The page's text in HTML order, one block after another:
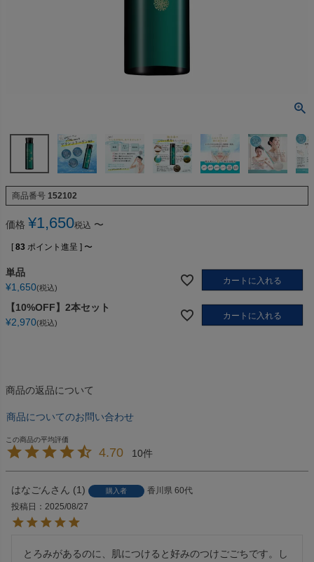
商品番号 152102
価格 ¥1,650税込 〜
[ 83 ポイント進呈 ] 〜
単品
¥1,650 税込
カートに入れる
【10%OFF】2本セット
¥2,970 税込
カートに入れる
商品の返品について
商品についてのお問い合わせ
4.70 10
はなごん 1 購入者 香川県 60代
投稿日
2025/08/27
とろみがあるのに、肌につけると好みのつけごごちです。し